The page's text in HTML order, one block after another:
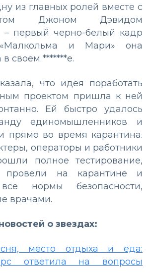
из главных ролей вместе с
Джоном Дэвидом
– первый черно-белый кадр
и Мари» она
своем *******е.
что идея поработать
проектом пришла к ней
Ей быстро удалось
единомышленников и
прямо во время карантина.
операторы и работники
полное тестирование,
на карантине и
нормы безопасности,
врачами.
о звездах:
место отдыха и еда:
ответила на вопросы